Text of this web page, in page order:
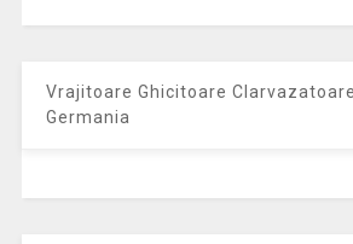
Vrajitoare Ghicitoare
Germania